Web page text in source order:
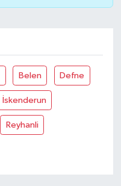
Belen Defne
İskenderun
Reyhanli